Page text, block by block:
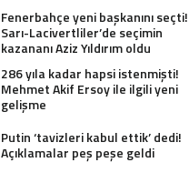
Fenerbahçe yeni başkanını seçti!
Sarı-Lacivertliler’de seçimin
kazananı Aziz Yıldırım oldu
286 yıla kadar hapsi istenmişti!
Mehmet Akif Ersoy ile ilgili yeni
gelişme
Putin ‘tavizleri kabul ettik’ dedi!
Açıklamalar peş peşe geldi